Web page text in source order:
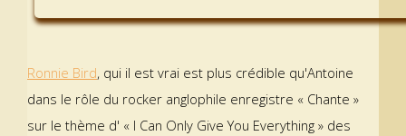
Ronnie Bird, qui il est vrai est plus crédible qu'Antoine
dans le rôle du rocker anglophile enregistre « Chante »
sur le thème d' « I Can Only Give You Everything » des